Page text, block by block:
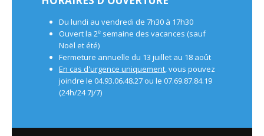
Du lundi au vendredi de 7h30 à 17h30
Ouvert la 2e semaine des vacances (sauf
Noël et été)
Fermeture annuelle du 13 juillet au 18 août
En cas d'urgence uniquement , vous pouvez
joindre le 04.93.06.48.27 ou le 07.69.87.84.19
(24h/24 7j/7)